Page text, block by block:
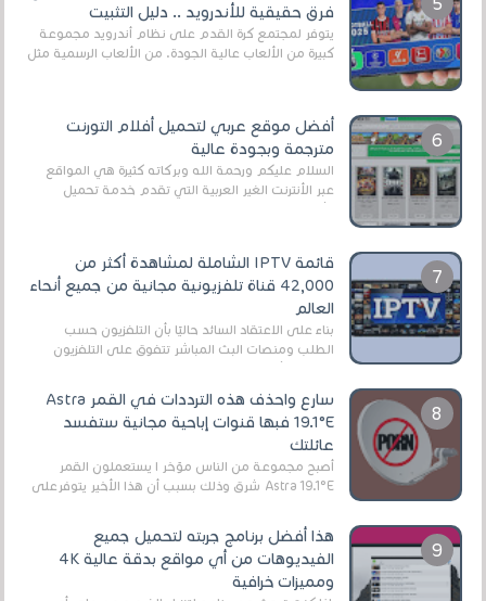
فرق حقيقية للأندرويد .. دليل التثبيت
يتوفر لمجتمع كرة القدم على نظام أندرويد مجموعة
كبيرة من الألعاب عالية الجودة. من الألعاب الرسمية مثل
أفضل موقع عربي لتحميل أفلام التورنت
مترجمة وبجودة عالية
السلام عليكم ورحمة الله وبركاته كثيرة هي المواقع
عبر الأنترنت الغير العربية التي تقدم خدمة تحميل
الأفلام على التورنت ، ومعظم هذه المواقع ل...
قائمة IPTV الشاملة لمشاهدة أكثر من
42,000 قناة تلفزيونية مجانية من جميع أنحاء
العالم
بناءً على الاعتقاد السائد حاليًا بأن التلفزيون حسب
الطلب ومنصات البث المباشر تتفوق على التلفزيون
الرقمي الأرضي التقليدي، يُعدّ IPTV-org خيار...
سارع واحذف هذه الترددات في القمر Astra
19.1°E فبها قنوات إباحية مجانية ستفسد
عائلتك
أصبح مجموعة من الناس مؤخر ا يستعملون القمر
Astra 19.1°E شرق وذلك بسبب أن هذا الأخير يتوفرعلى
هذا أفضل برنامج جربته لتحميل جميع
الفيديوهات من أي مواقع بدقة عالية 4K
ومميزات خرافية